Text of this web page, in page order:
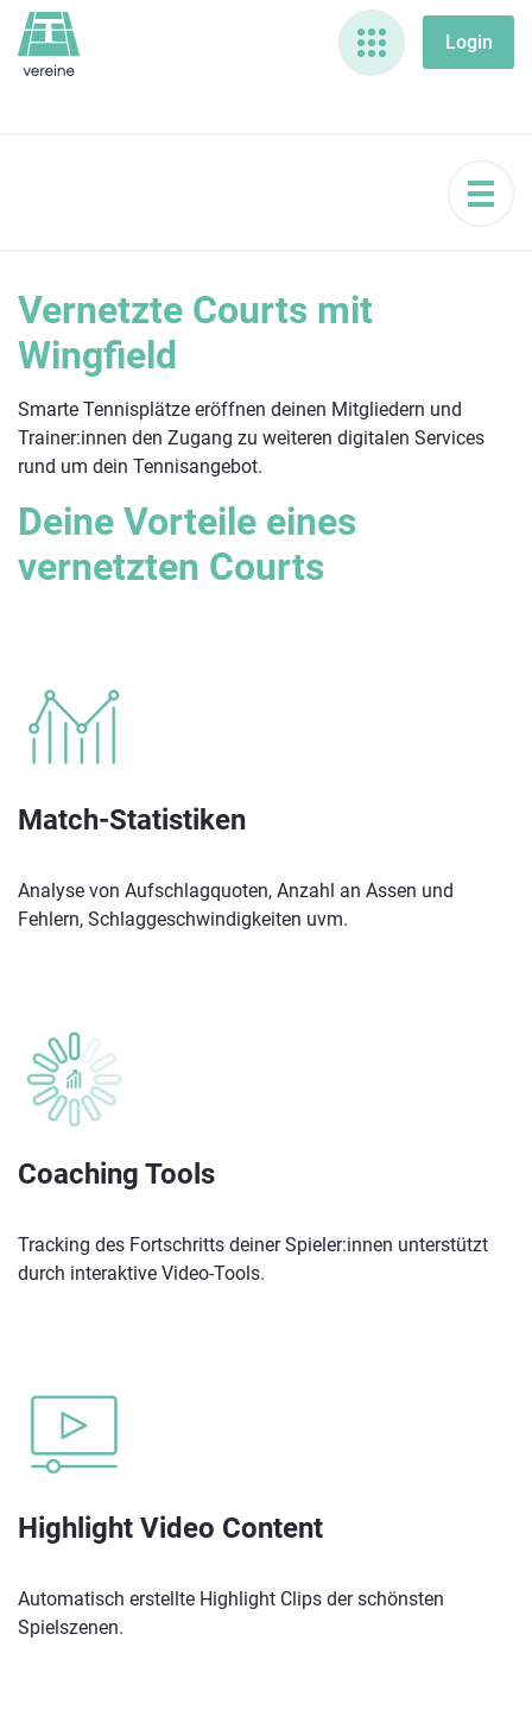
Vernetzte Courts mit
Wingfield
Smarte Tennisplätze eröffnen deinen Mitgliedern und
Trainer:innen den Zugang zu weiteren digitalen Services
rund um dein Tennisangebot.
Deine Vorteile eines
vernetzten Courts
Match-Statistiken
Analyse von Aufschlagquoten, Anzahl an Assen und
Fehlern, Schlaggeschwindigkeiten uvm.
Coaching Tools
Tracking des Fortschritts deiner Spieler:innen unterstützt
durch interaktive Video-Tools.
Highlight Video Content
Automatisch erstellte Highlight Clips der schönsten
Spielszenen.